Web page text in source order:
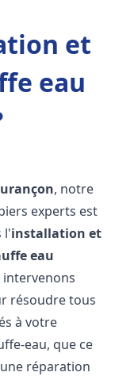
et
eau
, notre
experts est
l'installation et
eau
intervenons
résoudre tous
à votre
eau, que ce
réparation